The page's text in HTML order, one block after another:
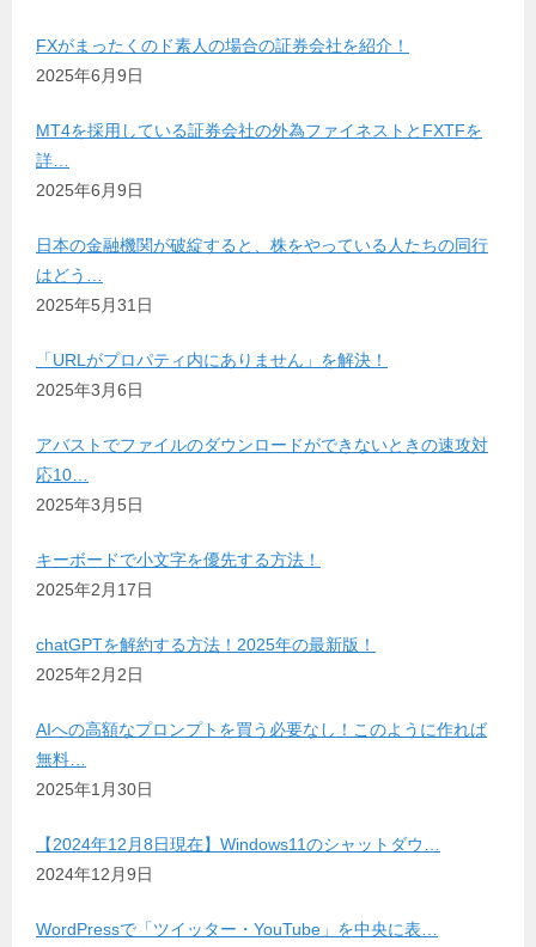
FXがまったくのド素人の場合の証券会社を紹介！
2025年6月9日
MT4を採用している証券会社の外為ファイネストとFXTFを
詳…
2025年6月9日
日本の金融機関が破綻すると、株をやっている人たちの同行
はどう…
2025年5月31日
「URLがプロパティ内にありません」を解決！
2025年3月6日
アバストでファイルのダウンロードができないときの速攻対
応10…
2025年3月5日
キーボードで小文字を優先する方法！
2025年2月17日
chatGPTを解約する方法！2025年の最新版！
2025年2月2日
AIへの高額なプロンプトを買う必要なし！このように作れば
無料…
2025年1月30日
【2024年12月8日現在】Windows11のシャットダウ…
2024年12月9日
WordPressで「ツイッター・YouTube」を中央に表…